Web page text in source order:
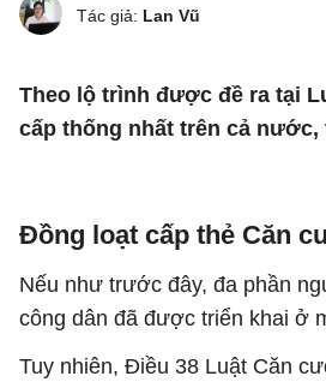
Tác giả: Lan Vũ
Theo lộ trình được đề ra tại
cấp thống nhất trên cả
Đồng loạt cấp thẻ Căn
Nếu như trước đây, đa phần
công dân đã được triển khai ở
Tuy nhiên, Điều 38 Luật Căn